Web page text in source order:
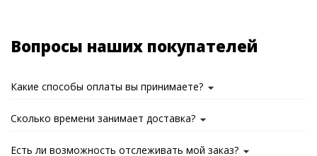
Вопросы наших покупателей
Какие способы оплаты вы принимаете?
Сколько времени занимает доставка?
Есть ли возможность отслеживать мой заказ?